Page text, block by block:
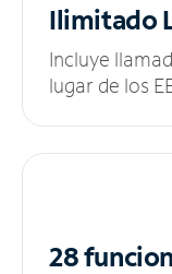
Ilimitado
Incluye
lugar de los
28